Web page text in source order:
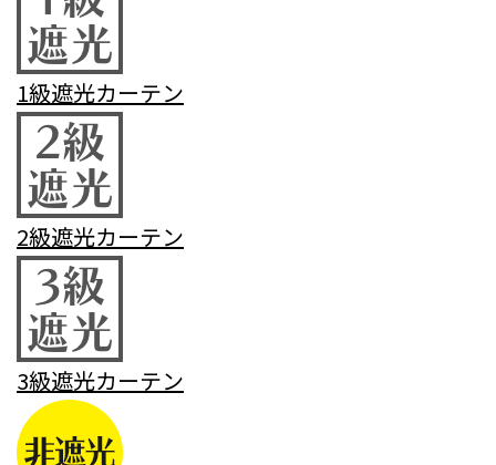
1級遮光カーテン
2級遮光カーテン
3級遮光カーテン